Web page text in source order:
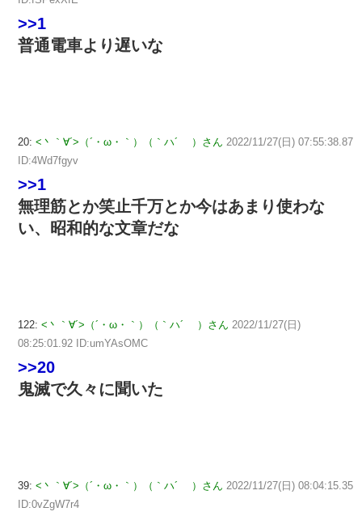
>>1
普通電車より遅いな
20: <丶｀∀´>（´・ω・｀）（｀ハ´ ）さん 2022/11/27(日) 07:55:38.87
ID:4Wd7fgyv
>>1
無理筋とか笑止千万とか今はあまり使わな
い、昭和的な文章だな
122: <丶｀∀´>（´・ω・｀）（｀ハ´ ）さん 2022/11/27(日)
08:25:01.92 ID:umYAsOMC
>>20
鬼滅で久々に聞いた
39: <丶｀∀´>（´・ω・｀）（｀ハ´ ）さん 2022/11/27(日) 08:04:15.35
ID:0vZgW7r4